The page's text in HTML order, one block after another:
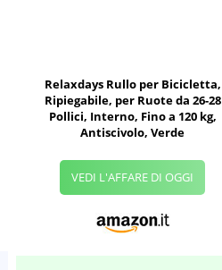
Relaxdays Rullo per Bicicletta,
Ripiegabile, per Ruote da 26-28
Pollici, Interno, Fino a 120 kg,
Antiscivolo, Verde
VEDI L'AFFARE DI OGGI